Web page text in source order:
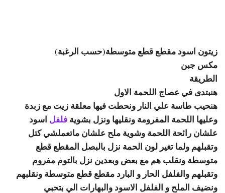
زيتون اسود مقطع قطع متوسطة(حسب الرغبة)
مكس جبن
الطريقة
هنبتدى في عصاج اللحمة الاول
هنحيب طاسة علي النار ونحطت فيها معلقة زيت مع زبدة
وعليها اللحمة المفرومة ونقليها ونزل بشوية فلفل اسود
علشان رائحة اللحمة وشوية ملح علشان ماتعملشي كتل
وتقبلهم ولما تغير لون الحمة نزل بالبصل المقطع قطع
متوسطة ونقلب هم مع بعض وبعدين نزل بالتوم مفروم
وتقبلهم والفلفل الحار و البارد مقطع قطع متوسطة ونقلبهم
ونضيف الملح و الفلفل الاسود والبهارات الي بتحبي